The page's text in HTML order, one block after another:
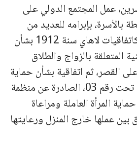
عمل المجتمع الدولي على
بالأسرة،بإبرامه للعديد من
الاتفاقيات الدولية، كاتفاقيات لاهاي سنة 1912 بشأن
المتعلقة بالزواج والطلاق
القصر، ثم اتفاقية بشأن حماية
الأمومة لسنة 1919 تحت رقم 03، الصادرة عن منظمة
المرأة العاملة ومراعاة
بين عملها خارج المنزل ورعايتها